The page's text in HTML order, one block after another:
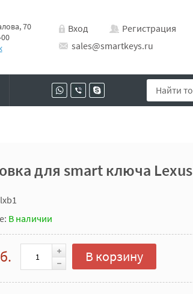
70
Вход
Регистрация
sales@smartkeys.ru
для smart ключа Lexus
В наличии
В корзину